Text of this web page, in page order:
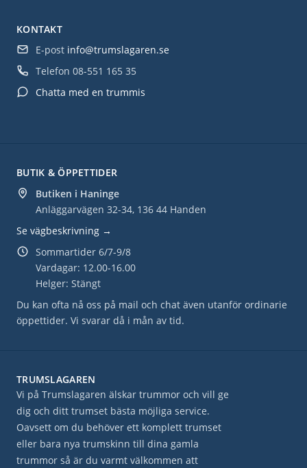
BUTIK & ÖPPETTIDER
Butiken i Haninge
Anläggarvägen 32-34, 136 44 Handen
Se vägbeskrivning →
Sommartider 6/7-9/8
Vardagar: 12.00-16.00
Helger: Stängt
Du kan ofta nå oss på mail och chat även utanför ordinarie
öppettider. Vi svarar då i mån av tid.
KONTAKT
E-post info@trumslagaren.se
Telefon 08-551 165 35
Chatta med en trummis
TRUMSLAGAREN
Vi på Trumslagaren älskar trummor och vill ge
dig och ditt trumset bästa möjliga service.
Oavsett om du behöver ett komplett trumset
eller bara nya trumskinn till dina gamla
trummor så är du varmt välkommen att